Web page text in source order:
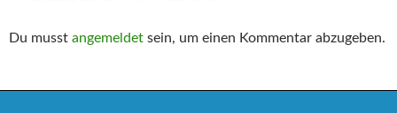
Du musst angemeldet sein, um einen Kommentar abzugeben.